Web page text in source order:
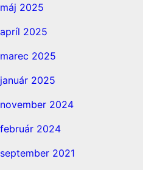
máj 2025
apríl 2025
marec 2025
január 2025
november 2024
február 2024
september 2021